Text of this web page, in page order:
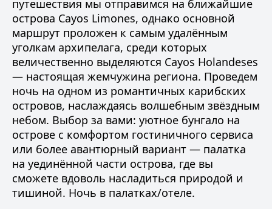
путешествия мы отправимся на ближайшие
острова Cayos Limones, однако основной
маршрут проложен к самым удалённым
уголкам архипелага, среди которых
величественно выделяются Cayos Holandeses
— настоящая жемчужина региона. Проведем
ночь на одном из романтичных карибских
островов, наслаждаясь волшебным звёздным
небом. Выбор за вами: уютное бунгало на
острове с комфортом гостиничного сервиса
или более авантюрный вариант — палатка
на уединённой части острова, где вы
сможете вдоволь насладиться природой и
тишиной. Ночь в палатках/отеле.